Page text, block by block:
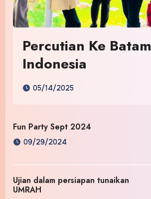
Percutian Ke Batam
Indonesia
05/14/2025
Fun Party Sept 2024
09/29/2024
Ujian dalam persiapan tunaikan
UMRAH